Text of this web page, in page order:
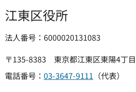
江東区役所
法人番号：6000020131083
〒135-8383 東京都江東区東陽4丁
電話番号： 03-3647-9111 （代表）